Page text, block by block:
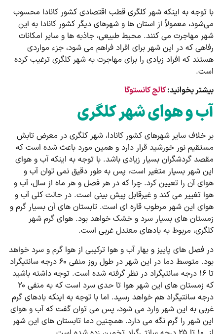
با توجه به اینکه شهر کلگری قطب اقتصادی کشور کانادا محسوب
می‌شود، معمولاً از استان ها و شهرهای دیگر کشور کانادا به این
شهر مهاجرت می کنند. محیط طبیعی، جاذبه ها و سایر امکانات
رفاهی که در این شهر برای افراد فراهم می شود، جزء مواردی
هستند که افراد زیادی را برای مهاجرت به شهر کلگری ترغیب کرده
است.
بیشتر بخوانید:کالج کانستوگا
آب و هوای شهر کلگری
بر خلاف سایر شهرهای کشور کانادا، شهر کلگری در معرض تابش
مستقیم نور خورشید قرار دارد و همین مورد باعث شده است که
مقصد گردشگران بسیار زیادی باشد. با توجه به اینکه آب و هوای
این شهر بسیار متغیر است، پس به طور دقیق نمی توان آب و
هوای آن را تعیین کرد. چرا که در هر فصل و هر ماه از سال، آب و
هوا تغییر می ‌کند و غیرقابل پیش ‌بینی است. در حالت کلی آب و
هوای این شهر مرطوب قاره ای است. تابستان های آن بسیار گرم و
زمستان ‌های بسیار سرد و خشک خواهد بود. هوای گرم شهر
کلگری، مربوط به بادهای معتدل غربی است.
در فصل ‌های پاییز و بهار آب و هوا ترکیبی از هوا گرم و سرد خواهد
بود. متوسط دما در این شهر در طول روز منفی ۶۰ درجه سانتیگراد
تا ۱۶ درجه سانتیگراد در نظر گرفته شده است. توجه داشته باشید
که زمستان های این شهر هوا تا حدی سرد است که به منفی ۲۰
درجه سانتیگراد هم خواهد رسید. اما با توجه به اینکه بادهای گرم
غربی به این شهر وارد می شود، پس می توان گفت که آب و هوای
این شهر را گرم نگه می دارد. همچنین دما تابستان های این شهر